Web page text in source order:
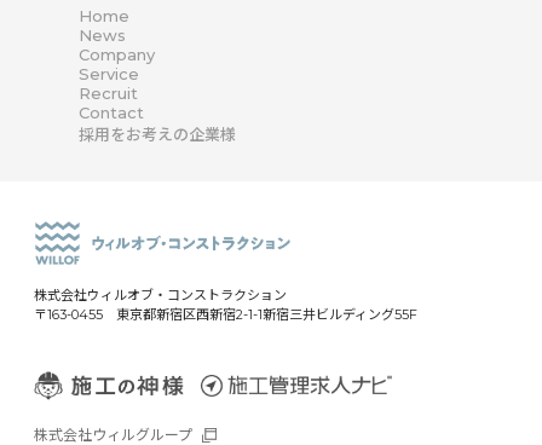
Home
News
Company
Service
Recruit
Contact
採用をお考えの企業様
株式会社ウィルオブ・コンストラクション
〒163-0455 東京都新宿区西新宿2-1-1新宿三井ビルディング55F
株式会社ウィルグループ